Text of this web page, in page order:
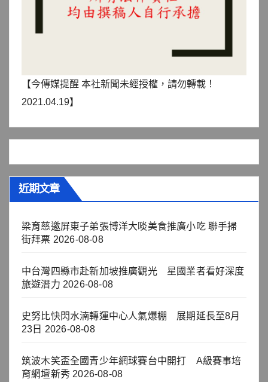
【今傳媒提醒 本社新聞未經授權，請勿轉載！
2021.04.19】
近期文章
梁育慈邀屏東子弟張博洋大啖美食推廣小吃 聯手掃
街拜票 2026-08-08
中台灣四縣市赴新加坡推廣觀光 星國業者看好深度
旅遊潛力 2026-08-08
史努比快閃水湳轉運中心人氣爆棚 展期延長至8月
23日 2026-08-08
筑波木笑盃全國青少年網球賽台中開打 A級賽事培
育網壇新秀 2026-08-08